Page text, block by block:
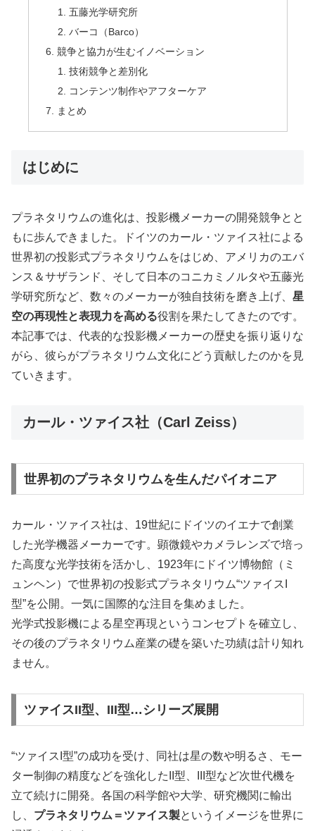
五藤光学研究所
バーコ（Barco）
競争と協力が生むイノベーション
技術競争と差別化
コンテンツ制作やアフターケア
まとめ
はじめに
プラネタリウムの進化は、投影機メーカーの開発競争とと
もに歩んできました。ドイツのカール・ツァイス社による
世界初の投影式プラネタリウムをはじめ、アメリカのエバ
ンス＆サザランド、そして日本のコニカミノルタや五藤光
学研究所など、数々のメーカーが独自技術を磨き上げ、 星
空の再現性と表現力を高める役割を果たしてきたのです。
本記事では、代表的な投影機メーカーの歴史を振り返りな
がら、彼らがプラネタリウム文化にどう貢献したのかを見
ていきます。
カール・ツァイス社（Carl Zeiss）
世界初のプラネタリウムを生んだパイオニア
カール・ツァイス社は、19世紀にドイツのイエナで創業
した光学機器メーカーです。顕微鏡やカメラレンズで培っ
た高度な光学技術を活かし、1923年にドイツ博物館（ミ
ュンヘン）で世界初の投影式プラネタリウム“ツァイスI
型”を公開。一気に国際的な注目を集めました。
光学式投影機による星空再現というコンセプトを確立し、
その後のプラネタリウム産業の礎を築いた功績は計り知れ
ません。
ツァイスII型、III型…シリーズ展開
“ツァイスI型”の成功を受け、同社は星の数や明るさ、モー
ター制御の精度などを強化したII型、III型など次世代機を
立て続けに開発。各国の科学館や大学、研究機関に輸出
し、 プラネタリウム＝ツァイス製というイメージを世界に